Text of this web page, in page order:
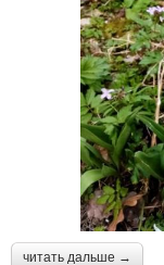
читать дальше →